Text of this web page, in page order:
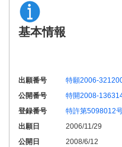
基本情報
出願番号
特願2006-
公開番号
特開2008-
登録番号
特許第5098012
出願日
2006/11/29
公開日
2008/6/12